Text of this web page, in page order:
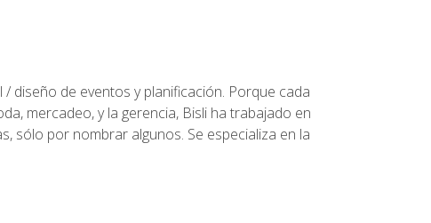
diseño de eventos y planificación. Porque cada
mercadeo, y la gerencia, Bisli ha trabajado en
sólo por nombrar algunos. Se especializa en la